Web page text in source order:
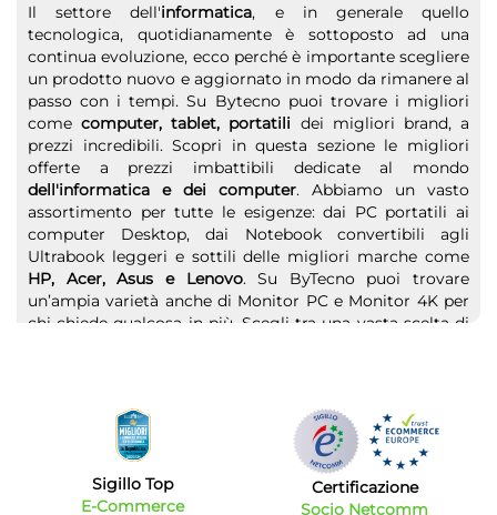
Il settore dell'informatica, e in generale quello
tecnologica, quotidianamente è sottoposto ad una
continua evoluzione, ecco perché è importante scegliere
un prodotto nuovo e aggiornato in modo da rimanere al
passo con i tempi. Su Bytecno puoi trovare i migliori
comecomputer, tablet, portatili dei migliori brand, a
prezzi incredibili. Scopri in questa sezione le migliori
offerte a prezzi imbattibili dedicate al mondo
dell'informatica e dei computer. Abbiamo un vasto
assortimento per tutte le esigenze: dai PC portatili ai
computer Desktop, dai Notebook convertibili agli
Ultrabook leggeri e sottili delle migliori marche come
HP, Acer, Asus e Lenovo. Su ByTecno puoi trovare
un’ampia varietà anche di Monitor PC e Monitor 4K per
chi chiede qualcosa in più. Scegli tra una vasta scelta di
su stampanti fotografiche, scanner e multifunzione.
Non solo computer, anche tablet e accessori vari
Se sei alla ricerca di un dispositivo ancora più comodo
e leggero da portare ovunque proprio come uno
Sigillo Top
E-Commerce
Certificazione
Socio Netcomm